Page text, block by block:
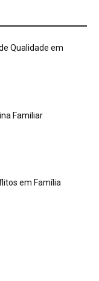
Qualidade em
Familiar
em Família